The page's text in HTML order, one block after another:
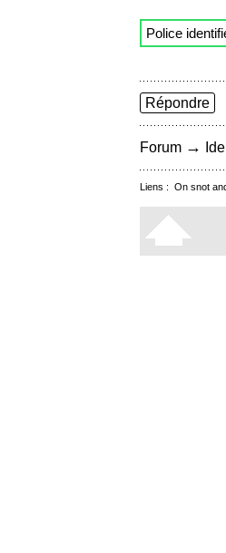
Police
Répondre
Forum →
Liens : On snot